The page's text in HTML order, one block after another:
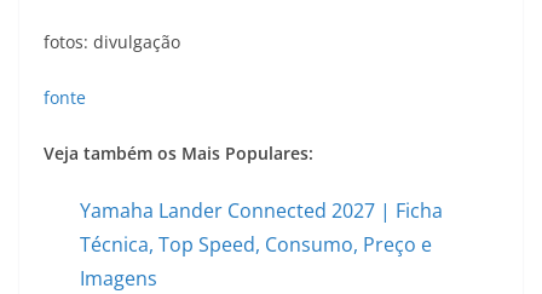
fotos: divulgação
fonte
Veja também os Mais Populares:
Yamaha Lander Connected 2027 | Ficha
Técnica, Top Speed, Consumo, Preço e
Imagens